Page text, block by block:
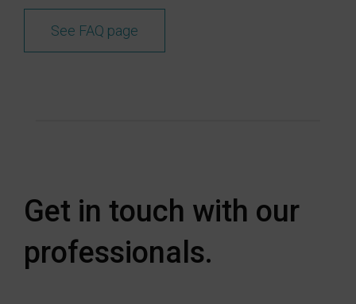
See FAQ page
Get in touch with our
professionals.